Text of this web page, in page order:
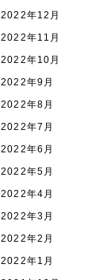
2022年12月
2022年11月
2022年10月
2022年9月
2022年8月
2022年7月
2022年6月
2022年5月
2022年4月
2022年3月
2022年2月
2022年1月